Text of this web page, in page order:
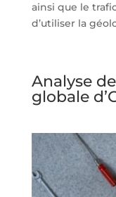
ainsi que le
d’utiliser la
Analyse
globale